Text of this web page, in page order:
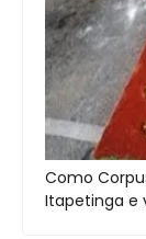
Como
Itapetinga e